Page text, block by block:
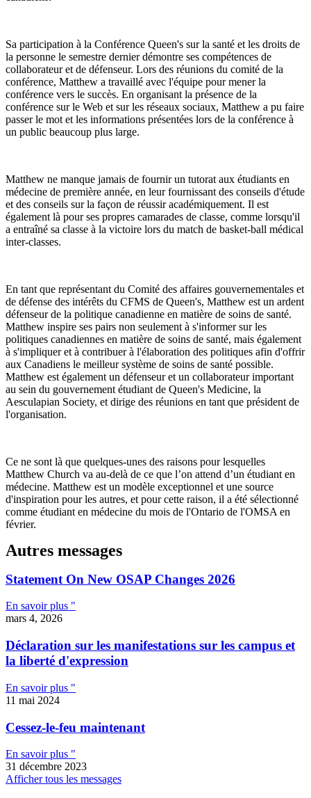
Sa participation à la Conférence Queen's sur la santé et les droits de
la personne le semestre dernier démontre ses compétences de
collaborateur et de défenseur. Lors des réunions du comité de la
conférence, Matthew a travaillé avec l'équipe pour mener la
conférence vers le succès. En organisant la présence de la
conférence sur le Web et sur les réseaux sociaux, Matthew a pu faire
passer le mot et les informations présentées lors de la conférence à
un public beaucoup plus large.
Matthew ne manque jamais de fournir un tutorat aux étudiants en
médecine de première année, en leur fournissant des conseils d'étude
et des conseils sur la façon de réussir académiquement. Il est
également là pour ses propres camarades de classe, comme lorsqu'il
a entraîné sa classe à la victoire lors du match de basket-ball médical
inter-classes.
En tant que représentant du Comité des affaires gouvernementales et
de défense des intérêts du CFMS de Queen's, Matthew est un ardent
défenseur de la politique canadienne en matière de soins de santé.
Matthew inspire ses pairs non seulement à s'informer sur les
politiques canadiennes en matière de soins de santé, mais également
à s'impliquer et à contribuer à l'élaboration des politiques afin d'offrir
aux Canadiens le meilleur système de soins de santé possible.
Matthew est également un défenseur et un collaborateur important
au sein du gouvernement étudiant de Queen's Medicine, la
Aesculapian Society, et dirige des réunions en tant que président de
l'organisation.
Ce ne sont là que quelques-unes des raisons pour lesquelles
Matthew Church va au-delà de ce que l’on attend d’un étudiant en
médecine. Matthew est un modèle exceptionnel et une source
d'inspiration pour les autres, et pour cette raison, il a été sélectionné
comme étudiant en médecine du mois de l'Ontario de l'OMSA en
février.
Autres messages
Statement On New OSAP Changes 2026
En savoir plus "
mars 4, 2026
Déclaration sur les manifestations sur les campus et
la liberté d'expression
En savoir plus "
11 mai 2024
Cessez-le-feu maintenant
En savoir plus "
31 décembre 2023
Afficher tous les messages